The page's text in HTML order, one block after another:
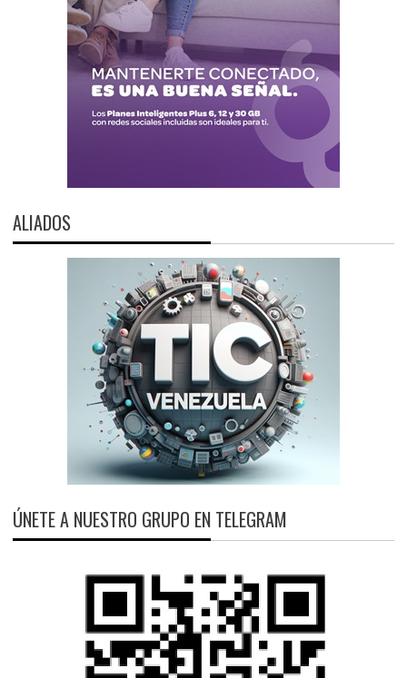
ALIADOS
ÚNETE A NUESTRO GRUPO EN TELEGRAM